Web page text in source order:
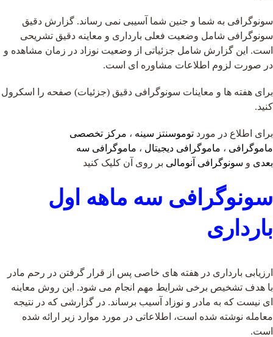
سونوگرافی به شما و جنین شما آسیبی نمی رساند. گزارش دقیق
سونوگرافی شامل وضعیت فعلی بارداری و معاینه دقیق تشریحی
است. این گزارش شامل جزئیاتی از وضعیت نوزاد در زمان مشاهده و
در صورت لزوم اطلاعات مشاوره ای است.
برای هفته ها و معاینات سونوگرافی دقیق (جزئیات) صفحه را اسکرول
کنید.
برای اطلاع در مورد توموسنتز سینه ، مرکز تخصصی
ماموگرافی ، ماموگرافی دیجیتال ، ماموگرافی سه
بعدی و سونوگرافی آنومالی بر روی آن کلیک کنید
سونوگرافی سه ماهه اول
بارداری
ارزیابی بارداری در هفته های خاصی پس از قرار گرفتن در رحم مادر
با هدف تشخیص برخی شرایط مهم انجام می شود. این روش معاینه
ای نیست که به مادر و نوزاد آسیب برساند. در گزارشی که در نتیجه
معامله نوشته شده است، اطلاعاتی در مورد موارد زیر ارائه شده
است.